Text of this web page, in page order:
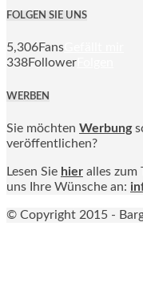
FOLGEN SIE UNS
5,306Fans
338Follower
WERBEN
Sie möchten Werbung
veröffentlichen?
Lesen Sie hier alles zum
uns Ihre Wünsche an:
© Copyright 2015 -